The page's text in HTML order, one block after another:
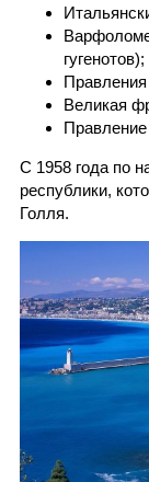
гугенотов);
Великая
С 1958 года по
республики,
Голля.